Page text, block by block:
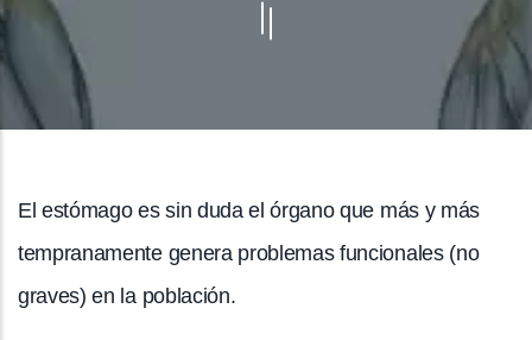
El estómago es sin duda el órgano que más y más
tempranamente genera problemas funcionales (no
graves) en la población.